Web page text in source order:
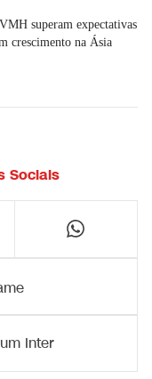
superam expectativas
crescimento na Ásia
Sociais